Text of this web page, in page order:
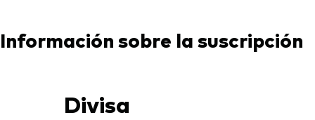
Información sobre la suscripción
Divisa